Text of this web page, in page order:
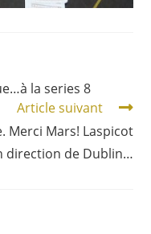
la series 8
Article suivant
Merci Mars! Laspicot
direction de Dublin…